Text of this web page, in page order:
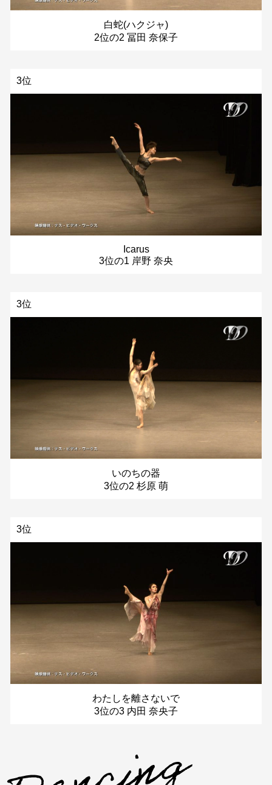
白蛇(ハクジャ)
2位の2 冨田 奈保子
3位
Icarus
3位の1 岸野 奈央
3位
いのちの器
3位の2 杉原 萌
3位
わたしを離さないで
3位の3 内田 奈央子